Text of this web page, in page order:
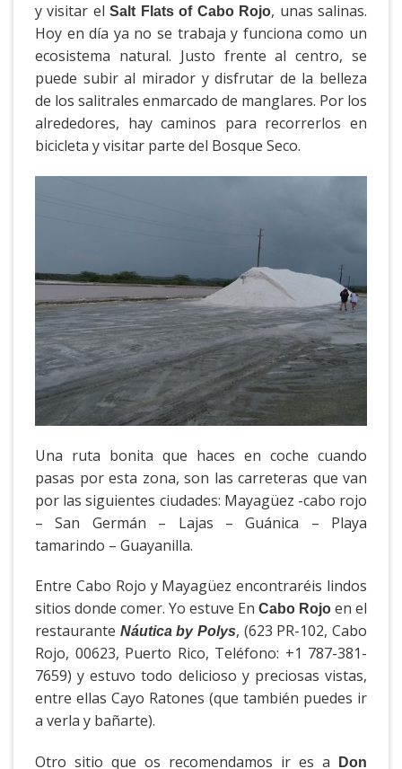
y visitar elSalt Flats of Cabo Rojo, unas salinas.
Hoy en día ya no se trabaja y funciona como un
ecosistema natural. Justo frente al centro, se
puede subir al mirador y disfrutar de la belleza
de los salitrales enmarcado de manglares. Por los
alrededores, hay caminos para recorrerlos en
bicicleta y visitar parte del Bosque Seco.
Una ruta bonita que haces en coche cuando
pasas por esta zona, son las carreteras que van
por las siguientes ciudades: Mayagüez -cabo rojo
– San Germán – Lajas – Guánica – Playa
tamarindo – Guayanilla.
Entre Cabo Rojo y Mayagüez encontraréis lindos
sitios donde comer. Yo estuve En Cabo Rojo en el
restaurante Náutica by Polys, (623 PR-102, Cabo
Rojo, 00623, Puerto Rico, Teléfono: +1 787-381-
7659) y estuvo todo delicioso y preciosas vistas,
entre ellas Cayo Ratones (que también puedes ir
a verla y bañarte).
Otro sitio que os recomendamos ir es a
Don